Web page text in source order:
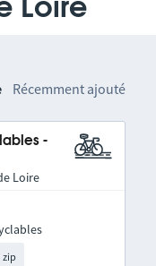
Loire
Récemment ajouté
-
Loire
zip